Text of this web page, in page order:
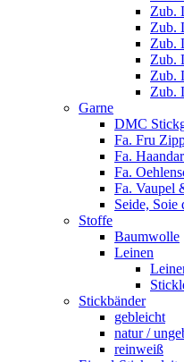
Zub.
Zub.
Zub.
Zub.
Zub.
Zub.
Garne
DMC
Fa. Fru
Fa.
Fa.
Fa. Vaupel
Seide, Soie
Stoffe
Baumwolle
Leinen
Stickbänder
gebleicht
natur /
reinweiß